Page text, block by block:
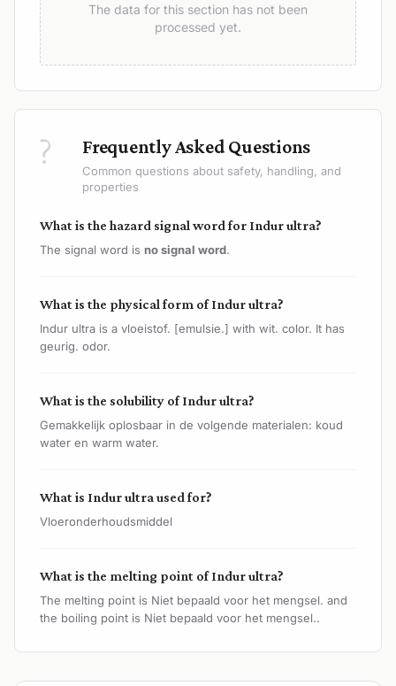
The data for this section has not been
processed yet.
? Frequently Asked Questions
Common questions about safety, handling, and
properties
What is the hazard signal word for Indur ultra?
The signal word is no signal word.
What is the physical form of Indur ultra?
Indur ultra is a vloeistof. [emulsie.] with wit. color. It has
geurig. odor.
What is the solubility of Indur ultra?
Gemakkelijk oplosbaar in de volgende materialen: koud
water en warm water.
What is Indur ultra used for?
Vloeronderhoudsmiddel
What is the melting point of Indur ultra?
The melting point is Niet bepaald voor het mengsel. and
the boiling point is Niet bepaald voor het mengsel..